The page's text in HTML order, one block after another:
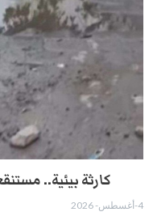
كارثة بيئية..
4-أغسطس- 2026